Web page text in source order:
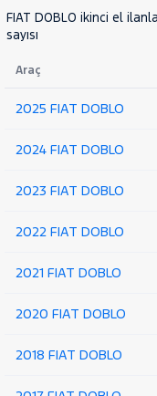
VOLKSWAGEN
VOLVO
FIAT DOBLO ikinci el
sayısı
Araç
2025 FIAT DOBLO
2024 FIAT DOBLO
2023 FIAT DOBLO
2022 FIAT DOBLO
2021 FIAT DOBLO
2020 FIAT DOBLO
2018 FIAT DOBLO